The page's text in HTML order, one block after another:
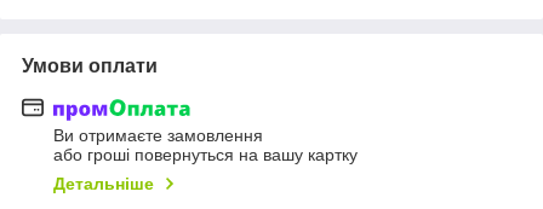
Умови оплати
Ви отримаєте замовлення
або гроші повернуться на вашу картку
Детальніше